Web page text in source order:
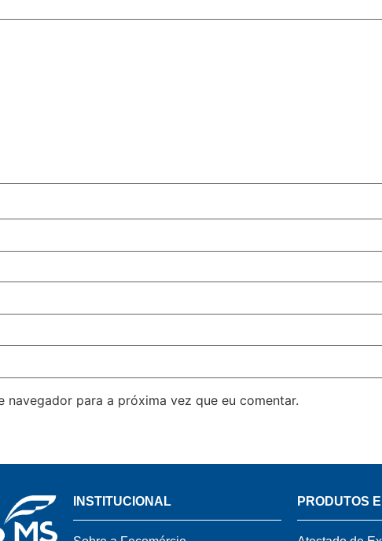
navegador para a próxima vez que eu comentar.
INSTITUCIONAL PRODUTOS